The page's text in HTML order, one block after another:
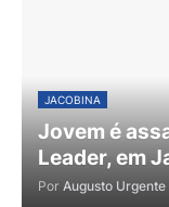
JACOBINA
Jovem é
Leader, em
Por Augusto Urgente